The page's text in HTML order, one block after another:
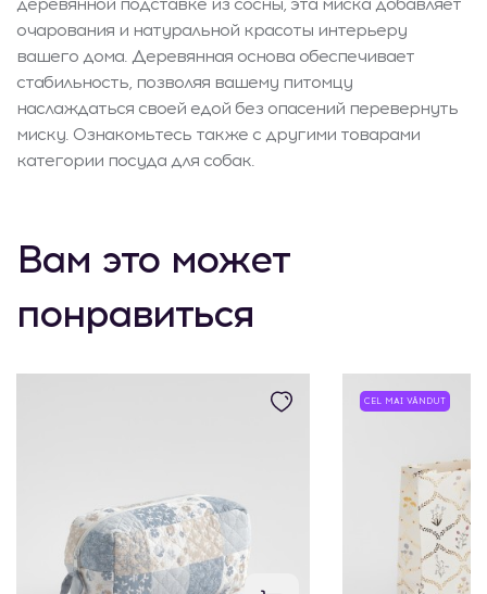
очарования и натуральной красоты интерьеру
вашего дома. Деревянная основа обеспечивает
стабильность, позволяя вашему питомцу
наслаждаться своей едой без опасений перевернуть
миску. Ознакомьтесь также с другими товарами
категории посуда для собак.
Вам это может
понравиться
CEL MAI VÂNDUT